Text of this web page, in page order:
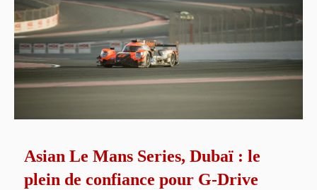
Asian Le Mans Series, Dubaï : le
plein de confiance pour G-Drive